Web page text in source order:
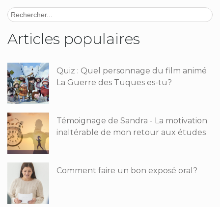
Articles populaires
Quiz : Quel personnage du film animé
La Guerre des Tuques es-tu?
Témoignage de Sandra - La motivation
inaltérable de mon retour aux études
Comment faire un bon exposé oral?